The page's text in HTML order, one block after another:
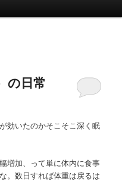
の日常
効いたのかそこそこ深く眠
増加、って単に体内に食事
。数日すれば体重は戻るは